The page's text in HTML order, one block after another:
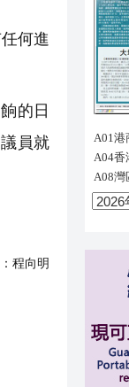
何進
的日
員就
程向明